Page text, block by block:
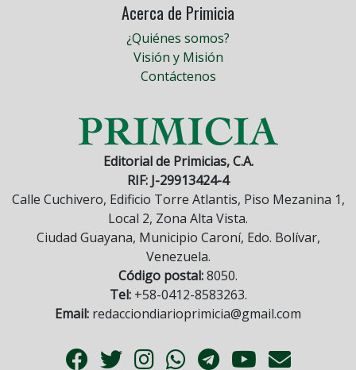
Acerca de Primicia
¿Quiénes somos?
Visión y Misión
Contáctenos
Editorial de Primicias, C.A.
RIF: J-29913424-4
Calle Cuchivero, Edificio Torre Atlantis, Piso Mezanina 1,
Local 2, Zona Alta Vista.
Ciudad Guayana, Municipio Caroní, Edo. Bolívar,
Venezuela.
Código postal:8050.
Tel:+58-0412-8583263.
Email: redacciondiarioprimicia@gmail.com